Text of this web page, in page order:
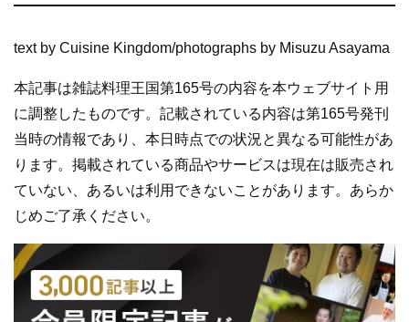
text by Cuisine Kingdom/photographs by Misuzu Asayama
本記事は雑誌料理王国第165号の内容を本ウェブサイト用
に調整したものです。記載されている内容は第165号発刊
当時の情報であり、本日時点での状況と異なる可能性があ
ります。掲載されている商品やサービスは現在は販売され
ていない、あるいは利用できないことがあります。あらか
じめご了承ください。